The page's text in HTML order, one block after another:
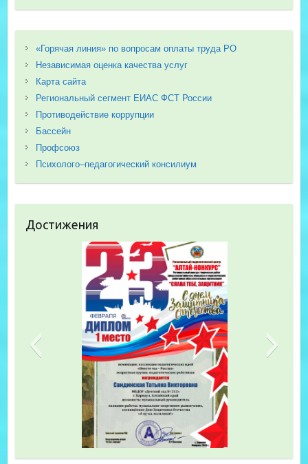
«Горячая линия» по вопросам оплаты труда РО
Независимая оценка качества услуг
Карта сайта
Региональный сегмент ЕИАС ФСТ России
Противодействие коррупции
Бассейн
Профсоюз
Психолого–педагогический консилиум
Достижения